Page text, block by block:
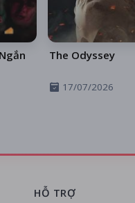
The Odyssey
17/07/2026
HỖ TRỢ